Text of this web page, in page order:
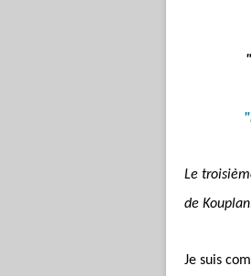
Le
de
Je suis